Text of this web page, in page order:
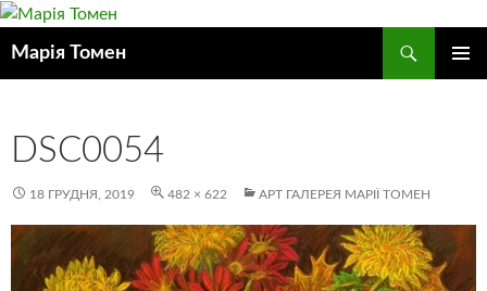
Марія Томен
DSC0054
18 ГРУДНЯ, 2019 482 × 622 АРТ ГАЛЕРЕЯ МАРІЇ ТОМЕН